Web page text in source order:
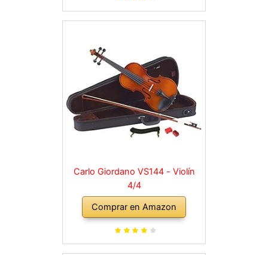
Carlo Giordano VS144 - Violín
4/4
Comprar en Amazon